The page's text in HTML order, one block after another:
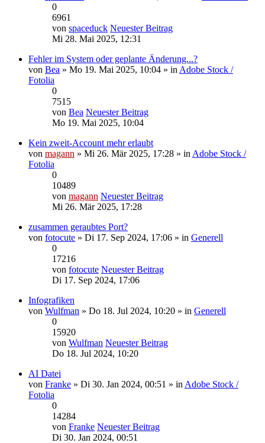
0
6961
von spaceduck Neuester Beitrag
Mi 28. Mai 2025, 12:31
Fehler im System oder geplante Änderung...?
von Bea » Mo 19. Mai 2025, 10:04 » in Adobe Stock /
Fotolia
0
7515
von Bea Neuester Beitrag
Mo 19. Mai 2025, 10:04
Kein zweit-Account mehr erlaubt
von magann » Mi 26. Mär 2025, 17:28 » in Adobe Stock /
Fotolia
0
10489
von magann Neuester Beitrag
Mi 26. Mär 2025, 17:28
zusammen geraubtes Port?
von fotocute » Di 17. Sep 2024, 17:06 » in Generell
0
17216
von fotocute Neuester Beitrag
Di 17. Sep 2024, 17:06
Infografiken
von Wulfman » Do 18. Jul 2024, 10:20 » in Generell
0
15920
von Wulfman Neuester Beitrag
Do 18. Jul 2024, 10:20
AI Datei
von Franke » Di 30. Jan 2024, 00:51 » in Adobe Stock /
Fotolia
0
14284
von Franke Neuester Beitrag
Di 30. Jan 2024, 00:51